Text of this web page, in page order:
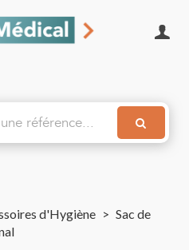
d'Hygiène > Sac de